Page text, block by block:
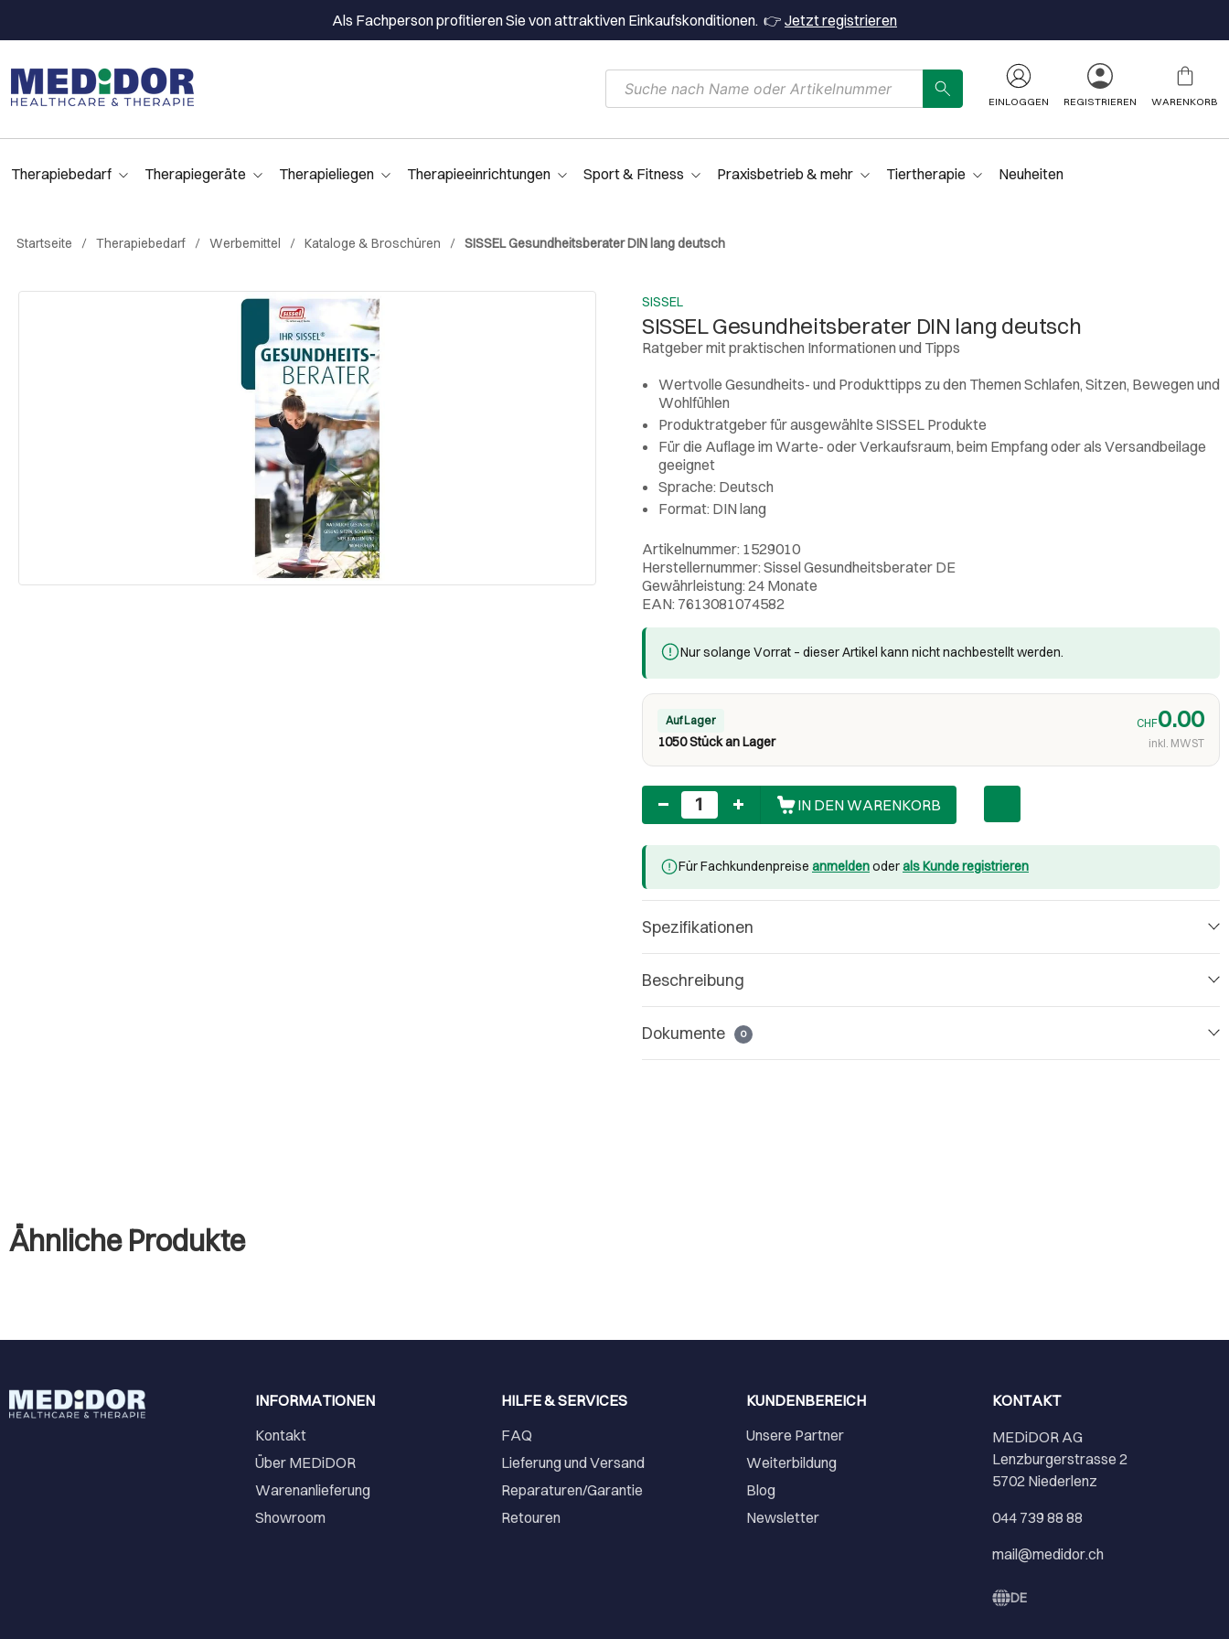
Als Fachperson profitieren Sie von attraktiven Einkaufskonditionen. 👉 Jetzt registrieren
EINLOGGEN REGISTRIEREN WARENKORB
Therapiebedarf Therapiegeräte Therapieliegen Therapieeinrichtungen Sport & Fitness Praxisbetrieb & mehr Tiertherapie Neuheiten
Startseite Therapiebedarf Werbemittel Kataloge & Broschüren SISSEL Gesundheitsberater DIN lang deutsch
SISSEL
SISSEL Gesundheitsberater DIN lang deutsch
Ratgeber mit praktischen Informationen und Tipps
Wertvolle Gesundheits- und Produkttipps zu den Themen Schlafen, Sitzen, Bewegen und
Wohlfühlen
Produktratgeber für ausgewählte SISSEL Produkte
Für die Auflage im Warte- oder Verkaufsraum, beim Empfang oder als Versandbeilage
geeignet
Sprache: Deutsch
Format: DIN lang
Artikelnummer: 1529010
Herstellernummer: Sissel Gesundheitsberater DE
Gewährleistung: 24 Monate
EAN: 7613081074582
Nur solange Vorrat – dieser Artikel kann nicht nachbestellt werden.
Auf Lager
1050 Stück an Lager
CHF0.00
inkl. MWST
Anzahl
IN DEN WARENKORB
Für Fachkundenpreise anmeldenoderals Kunde registrieren
Spezifikationen
Beschreibung
Dokumente 0
Ähnliche Produkte
INFORMATIONEN
Kontakt
Über MEDiDOR
Warenanlieferung
Showroom
HILFE & SERVICES
FAQ
Lieferung und Versand
Reparaturen/Garantie
Retouren
KUNDENBEREICH
Unsere Partner
Weiterbildung
Blog
Newsletter
KONTAKT
MEDiDOR AG
Lenzburgerstrasse 2
5702 Niederlenz
044 739 88 88
mail@medidor.ch
DE